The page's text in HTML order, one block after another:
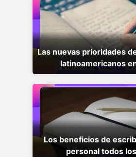
Las nuevas prioridades
latinoamericanos
Los beneficios de
personal todos